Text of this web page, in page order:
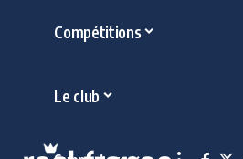
Compétitions
Le club